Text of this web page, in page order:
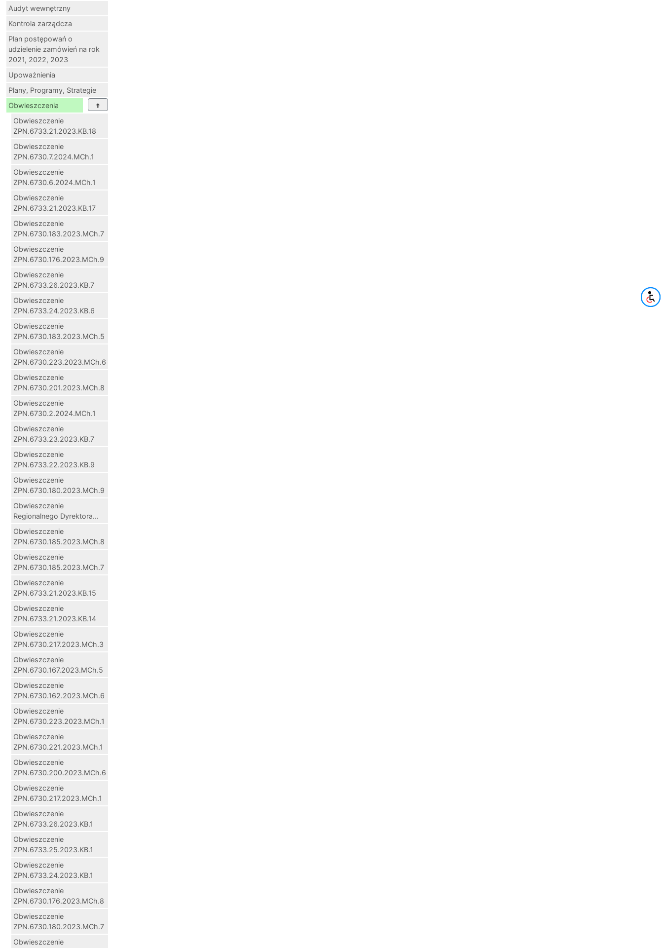
Audyt wewnętrzny
Kontrola zarządcza
Plan postępowań o
udzielenie zamówień na rok
2021, 2022, 2023
Upoważnienia
Plany, Programy, Strategie
Obwieszczenia
Obwieszczenie
ZPN.6733.21.2023.KB.18
Obwieszczenie
ZPN.6730.7.2024.MCh.1
Obwieszczenie
ZPN.6730.6.2024.MCh.1
Obwieszczenie
ZPN.6733.21.2023.KB.17
Obwieszczenie
ZPN.6730.183.2023.MCh.7
Obwieszczenie
ZPN.6730.176.2023.MCh.9
Obwieszczenie
ZPN.6733.26.2023.KB.7
Obwieszczenie
ZPN.6733.24.2023.KB.6
Obwieszczenie
ZPN.6730.183.2023.MCh.5
Obwieszczenie
ZPN.6730.223.2023.MCh.6
Obwieszczenie
ZPN.6730.201.2023.MCh.8
Obwieszczenie
ZPN.6730.2.2024.MCh.1
Obwieszczenie
ZPN.6733.23.2023.KB.7
Obwieszczenie
ZPN.6733.22.2023.KB.9
Obwieszczenie
ZPN.6730.180.2023.MCh.9
Obwieszczenie
Regionalnego Dyrektora...
Obwieszczenie
ZPN.6730.185.2023.MCh.8
Obwieszczenie
ZPN.6730.185.2023.MCh.7
Obwieszczenie
ZPN.6733.21.2023.KB.15
Obwieszczenie
ZPN.6733.21.2023.KB.14
Obwieszczenie
ZPN.6730.217.2023.MCh.3
Obwieszczenie
ZPN.6730.167.2023.MCh.5
Obwieszczenie
ZPN.6730.162.2023.MCh.6
Obwieszczenie
ZPN.6730.223.2023.MCh.1
Obwieszczenie
ZPN.6730.221.2023.MCh.1
Obwieszczenie
ZPN.6730.200.2023.MCh.6
Obwieszczenie
ZPN.6730.217.2023.MCh.1
Obwieszczenie
ZPN.6733.26.2023.KB.1
Obwieszczenie
ZPN.6733.25.2023.KB.1
Obwieszczenie
ZPN.6733.24.2023.KB.1
Obwieszczenie
ZPN.6730.176.2023.MCh.8
Obwieszczenie
ZPN.6730.180.2023.MCh.7
Obwieszczenie